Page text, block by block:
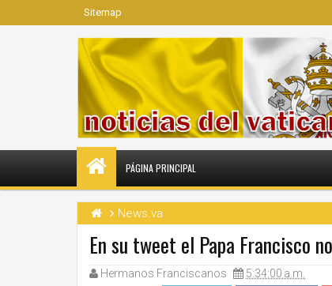
Sitemap
PÁGINA PRINCIPAL
News.va
En su tweet el Papa Francisco
Hermanos Franciscanos 5:34:00 a.m.